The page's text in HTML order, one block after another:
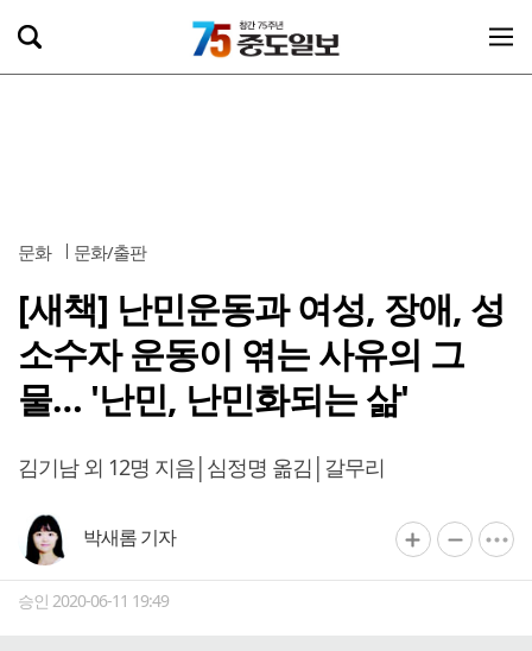
문화 문화/출판
[새책] 난민운동과 여성, 장애, 성
소수자 운동이 엮는 사유의 그
물… '난민, 난민화되는 삶'
김기남 외 12명 지음│심정명 옮김│갈무리
박새롬 기자
승인 2020-06-11 19:49